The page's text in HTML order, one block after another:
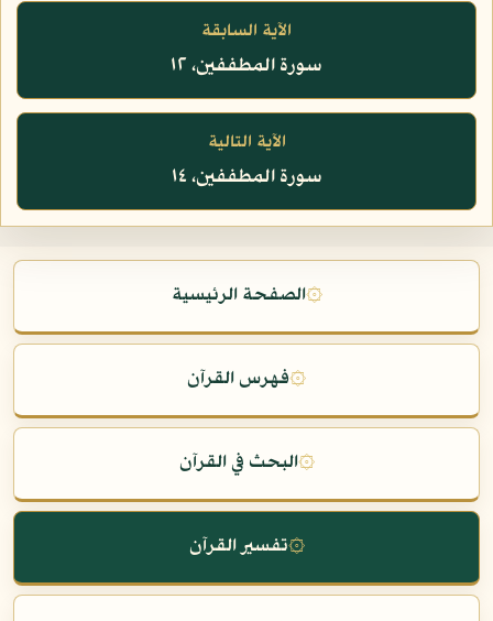
الآية السابقة
سورة المطففين، ١٢
الآية التالية
سورة المطففين، ١٤
۞الصفحة الرئيسية
۞فهرس القرآن
۞البحث في القرآن
۞تفسير القرآن